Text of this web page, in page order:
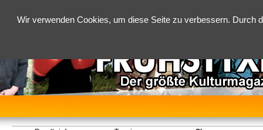
Wir verwenden Cookies, um diese Seite zu verbessern.